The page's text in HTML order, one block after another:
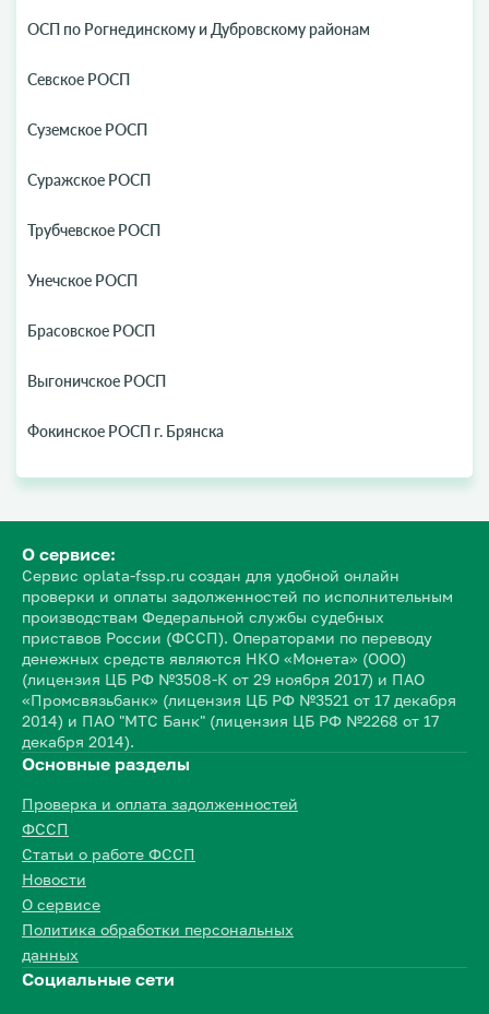
ОСП по Рогнединскому и Дубровскому районам
Севское РОСП
Суземское РОСП
Суражское РОСП
Трубчевское РОСП
Унечское РОСП
Брасовское РОСП
Выгоничское РОСП
Фокинское РОСП г. Брянска
О сервисе:
Сервис oplata-fssp.ru создан для удобной онлайн
проверки и оплаты задолженностей по исполнительным
производствам Федеральной службы судебных
приставов России (ФССП). Операторами по переводу
денежных средств являются НКО «Монета» (ООО)
(лицензия ЦБ РФ №3508-К от 29 ноября 2017) и ПАО
«Промсвязьбанк» (лицензия ЦБ РФ №3521 от 17 декабря
2014) и ПАО "МТС Банк" (лицензия ЦБ РФ №2268 от 17
декабря 2014).
Основные разделы
Проверка и оплата задолженностей
ФССП
Статьи о работе ФССП
Новости
О сервисе
Политика обработки персональных
данных
Социальные сети